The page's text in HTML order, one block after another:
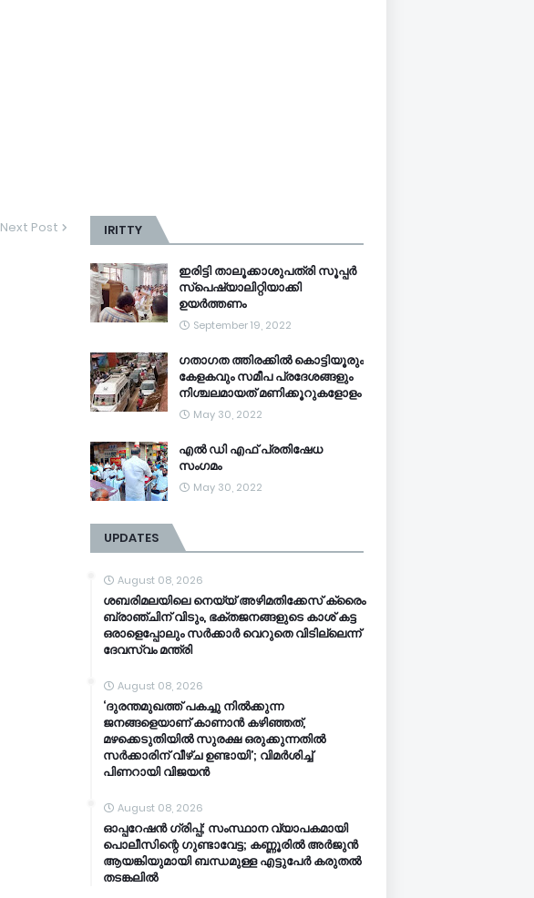
Next Post IRITTY
ഇരിട്ടി താലൂക്കാശുപത്രി സൂപ്പർ
സ്‌പെഷ്യാലിറ്റിയാക്കി
ഉയർത്തണം
September 19, 2022
ഗതാഗത ത്തിരക്കിൽ കൊട്ടിയൂരും
കേളകവും സമീപ പ്രദേശങ്ങളും
നിശ്ചലമായത് മണിക്കൂറുകളോളം
May 30, 2022
എൽ ഡി എഫ് പ്രതിഷേധ
സംഗമം
May 30, 2022
UPDATES
August 08, 2026
ശബരിമലയിലെ നെയ്യ് അഴിമതിക്കേസ് ക്രൈം
ബ്രാഞ്ചിന് വിടും, ഭക്തജനങ്ങളുടെ കാശ് കട്ട
ഒരാളെപ്പോലും സർക്കാർ വെറുതെ വിടില്ലെന്ന്
ദേവസ്വം മന്ത്രി
August 08, 2026
‘ദുരന്തമുഖത്ത് പകച്ചു നിൽക്കുന്ന
ജനങ്ങളെയാണ് കാണാൻ കഴിഞ്ഞത്,
മഴക്കെടുതിയിൽ സുരക്ഷ ഒരുക്കുന്നതിൽ
സർക്കാരിന് വീഴ്ച ഉണ്ടായി’; വിമർശിച്ച്
പിണറായി വിജയൻ
August 08, 2026
ഓപ്പറേഷൻ ​ഗ്രിപ്പ്; സംസ്ഥാന വ്യാപകമായി
പൊലീസിന്റെ ​ഗുണ്ടാവേട്ട; കണ്ണൂരിൽ അർജുൻ
ആയങ്കിയുമായി ബന്ധമുള്ള എട്ടുപേർ കരുതൽ
തടങ്കലിൽ